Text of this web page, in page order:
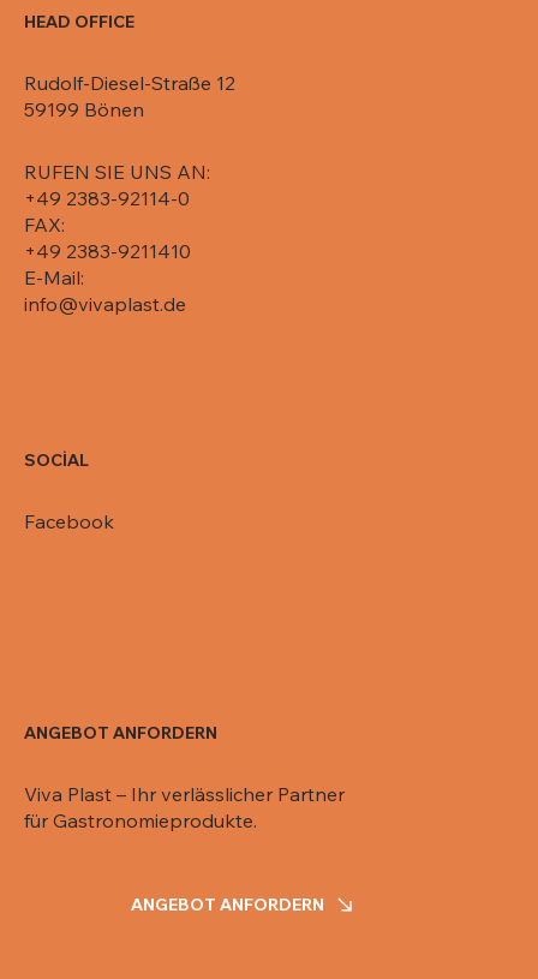
HEAD OFFICE
Rudolf-Diesel-Straße 12
59199 Bönen
RUFEN SIE UNS AN:
+49 2383-92114-0
FAX:
+49 2383-9211410
E-Mail:
info@vivaplast.de
SOCİAL
Facebook
ANGEBOT ANFORDERN
Viva Plast – Ihr verlässlicher Partner
für Gastronomieprodukte.
ANGEBOT ANFORDERN